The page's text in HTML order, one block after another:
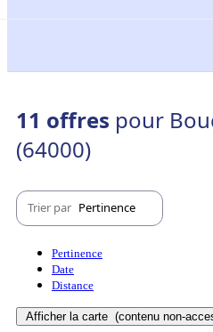
11 offres pour
(64000)
Trier par Pertinence
Pertinence
Date
Distance
Afficher la carte (contenu non-